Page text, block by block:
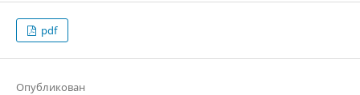
pdf
Опубликован